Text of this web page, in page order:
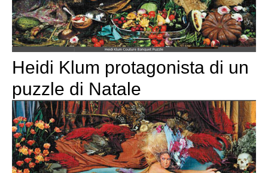
Heidi Klum protagonista di un
puzzle di Natale